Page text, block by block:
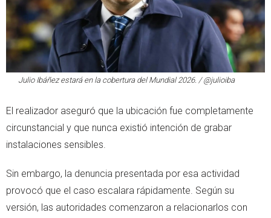
Julio Ibáñez estará en la cobertura del Mundial 2026. / @julioiba
El realizador aseguró que la ubicación fue completamente
circunstancial y que nunca existió intención de grabar
instalaciones sensibles.
Sin embargo, la denuncia presentada por esa actividad
provocó que el caso escalara rápidamente. Según su
versión, las autoridades comenzaron a relacionarlos con